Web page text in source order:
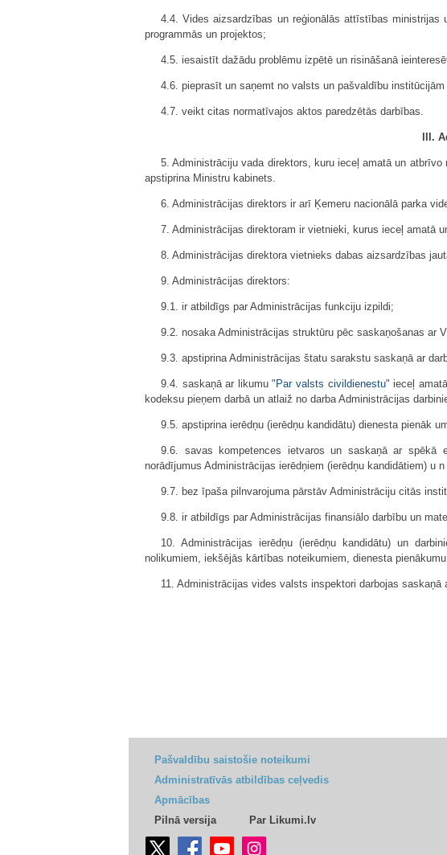
4.4. Vides aizsardzības un reģionālās attīstības ministrijas
programmās un projektos;
4.5. iesaistīt dažādu problēmu izpētē un risināšanā
4.6. pieprasīt un saņemt no valsts un pašvaldību
4.7. veikt citas normatīvajos aktos paredzētās darbības.
III.
5. Administrāciju vada direktors, kuru ieceļ amatā un
apstiprina Ministru kabinets.
6. Administrācijas direktors ir arī Ķemeru nacionālā parka
7. Administrācijas direktoram ir vietnieki, kurus ieceļ amatā
8. Administrācijas direktora vietnieks dabas aizsardzības
9. Administrācijas direktors:
9.1. ir atbildīgs par Administrācijas funkciju izpildi;
9.2. nosaka Administrācijas struktūru pēc saskaņošanas ar
9.3. apstiprina Administrācijas štatu sarakstu saskaņā ar
9.4. saskaņā ar likumu " Par valsts civildienestu" ieceļ
kodeksu pieņem darbā un atlaiž no darba Administrācijas
9.5. apstiprina ierēdņu (ierēdņu kandidātu) dienesta pienāk
9.6. savas kompetences ietvaros un saskaņā ar spēkā
norādījumus Administrācijas ierēdņiem (ierēdņu kandidātiem) u
9.7. bez īpaša pilnvarojuma pārstāv Administrāciju citās
9.8. ir atbildīgs par Administrācijas finansiālo darbību un
10. Administrācijas ierēdņu (ierēdņu kandidātu) un
nolikumiem, iekšējās kārtības noteikumiem, dienesta
11. Administrācijas vides valsts inspektori darbojas saskaņā
Pašvaldību saistošie noteikumi
Administratīvās atbildības ceļvedis
Apmācības
Pilnā versija
Par Likumi.lv